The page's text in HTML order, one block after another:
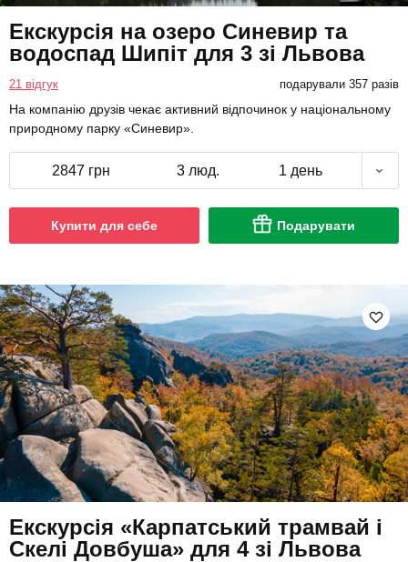
Екскурсія на озеро Синевир та
водоспад Шипіт для 3 зі Львова
21 відгук подарували 357 разів
На компанію друзів чекає активний відпочинок у національному
природному парку «Синевир».
2847 грн 3 люд. 1 день
Купити для себе Подарувати
Екскурсія «Карпатський трамвай і
Скелі Довбуша» для 4 зі Львова